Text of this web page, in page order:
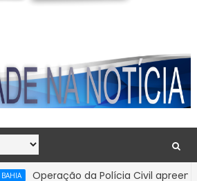
Operação da Polícia Civil apreende R$